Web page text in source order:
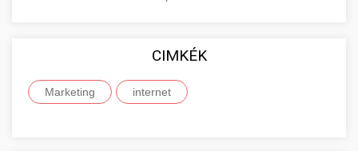
CIMKÉK
Marketing internet